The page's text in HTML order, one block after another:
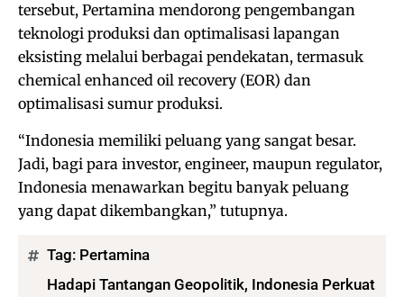
tersebut, Pertamina mendorong pengembangan
teknologi produksi dan optimalisasi lapangan
eksisting melalui berbagai pendekatan, termasuk
chemical enhanced oil recovery (EOR) dan
optimalisasi sumur produksi.
“Indonesia memiliki peluang yang sangat besar.
Jadi, bagi para investor, engineer, maupun regulator,
Indonesia menawarkan begitu banyak peluang
yang dapat dikembangkan,” tutupnya.
Tag: Pertamina
Hadapi Tantangan Geopolitik, Indonesia Perkuat